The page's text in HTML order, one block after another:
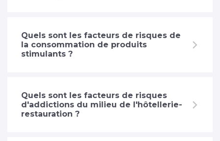
Quels sont les facteurs de risques de
la consommation de produits
stimulants ?
Quels sont les facteurs de risques
d'addictions du milieu de l'hôtellerie-
restauration ?